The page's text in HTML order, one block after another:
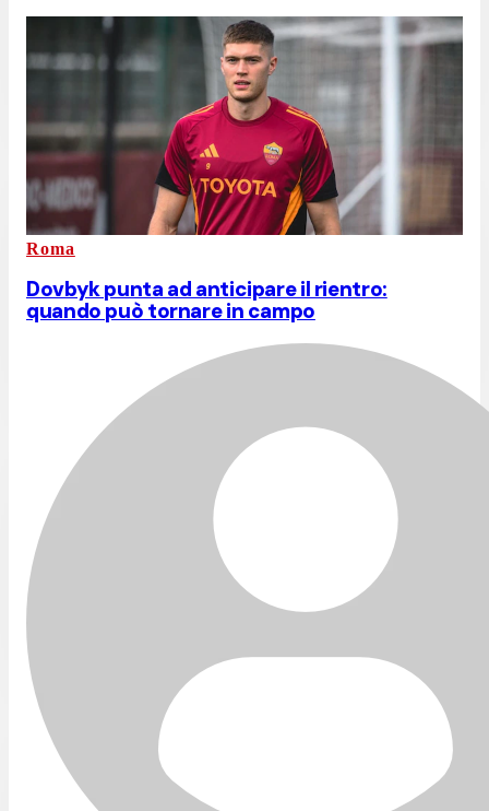
Roma
Dovbyk punta ad anticipare il rientro:
quando può tornare in campo